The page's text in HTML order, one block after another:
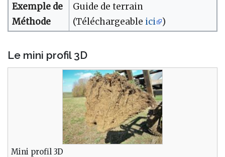
Exemple de
Méthode
Guide de terrain
(Téléchargeable ici )
Le mini profil 3D
Mini profil 3D